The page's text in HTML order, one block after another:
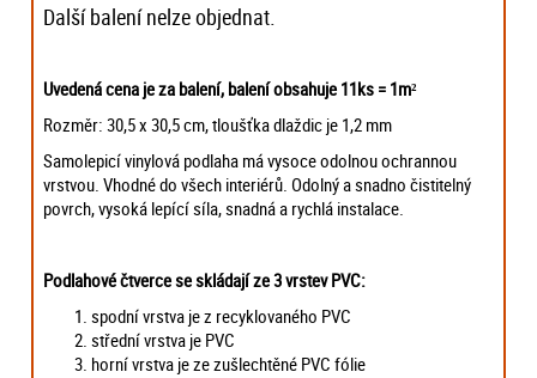
Další balení nelze objednat.
Uvedená cena je za balení, balení obsahuje 11ks = 1m²
Rozměr: 30,5 x 30,5 cm, tloušťka dlaždic je 1,2 mm
Samolepicí vinylová podlaha má vysoce odolnou ochrannou
vrstvou. Vhodné do všech interiérů. Odolný a snadno čistitelný
povrch, vysoká lepící síla, snadná a rychlá instalace.
Podlahové čtverce se skládají ze 3 vrstev PVC:
spodní vrstva je z recyklovaného PVC
střední vrstva je PVC
horní vrstva je ze zušlechtěné PVC fólie